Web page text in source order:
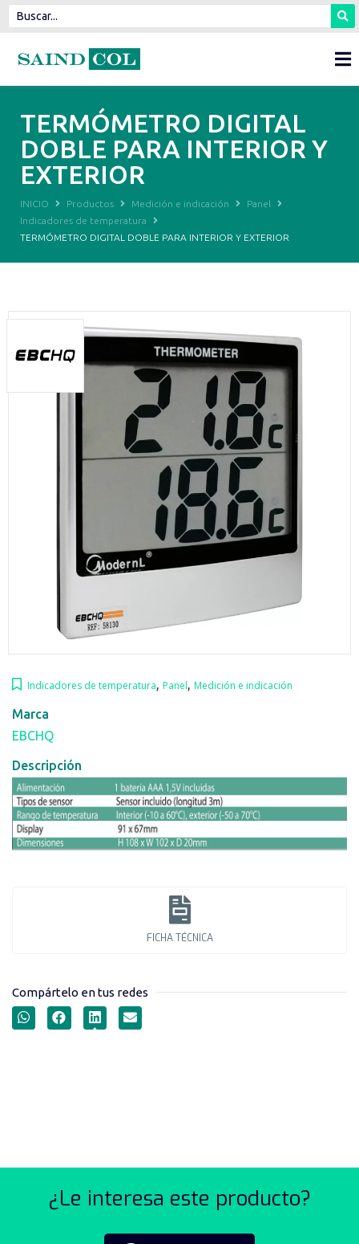
TERMÓMETRO DIGITAL
DOBLE PARA INTERIOR Y
EXTERIOR
INICIO Productos Medición e indicación
Panel
Indicadores de temperatura
TERMÓMETRO DIGITAL DOBLE PARA INTERIOR Y EXTERIOR
Indicadores de temperatura, Panel, Medición e indicación
Marca
EBCHQ
Descripción
FICHA TÉCNICA
Compártelo en tus redes
¿Le interesa este producto?